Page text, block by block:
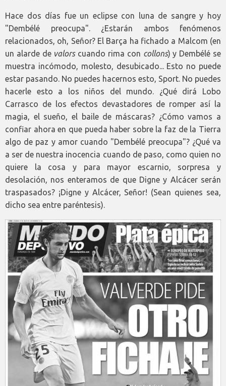
Hace dos días fue un eclipse con luna de sangre y hoy
"Dembélé preocupa". ¿Estarán ambos fenómenos
relacionados, oh, Señor? El Barça ha fichado a Malcom (en
un alarde de valorscuando rima con collons) y Dembélé se
muestra incómodo, molesto, desubicado... Esto no puede
estar pasando. No puedes hacernos esto, Sport. No puedes
hacerle esto a los niños del mundo. ¿Qué dirá Lobo
Carrasco de los efectos devastadores de romper así la
magia, el sueño, el baile de máscaras? ¿Cómo vamos a
confiar ahora en que pueda haber sobre la faz de la Tierra
algo de paz y amor cuando "Dembélé preocupa"? ¿Qué va
a ser de nuestra inocencia cuando de paso, como quien no
quiere la cosa y para mayor escarnio, sorpresa y
desolación, nos enteramos de que Digne y Alcácer serán
traspasados? ¡Digne y Alcácer, Señor! (Sean quienes sea,
dicho sea entre paréntesis).